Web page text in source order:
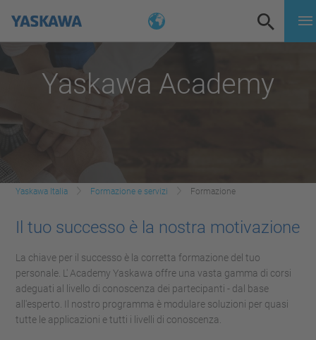
Yaskawa Academy
Yaskawa Italia Formazione e servizi Formazione
Il tuo successo è la nostra motivazione
La chiave per il successo è la corretta formazione del tuo
personale. L' Academy Yaskawa offre una vasta gamma di corsi
adeguati al livello di conoscenza dei partecipanti - dal base
all'esperto. Il nostro programma è modulare soluzioni per quasi
tutte le applicazioni e tutti i livelli di conoscenza.